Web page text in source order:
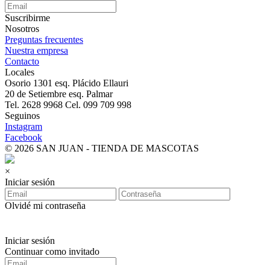
Suscribirme
Nosotros
Preguntas frecuentes
Nuestra empresa
Contacto
Locales
Osorio 1301 esq. Plácido Ellauri
20 de Setiembre esq. Palmar
Tel. 2628 9968 Cel. 099 709 998
Seguinos
Instagram
Facebook
© 2026 SAN JUAN - TIENDA DE MASCOTAS
×
Iniciar sesión
Olvidé mi contraseña
Iniciar sesión
Continuar como invitado